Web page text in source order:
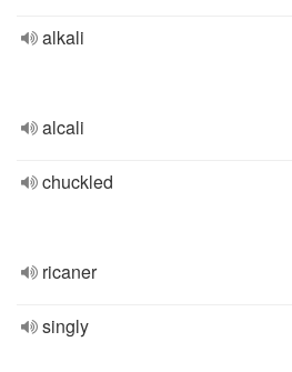
alkali
alcali
chuckled
ricaner
singly